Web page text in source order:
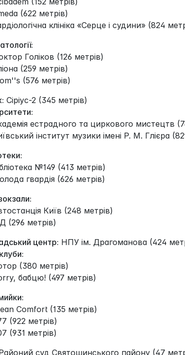
(622 метрів)
клініка «Серце і судини» (824
Голіков (126 метрів)
(259 метрів)
(576 метрів)
Сіріус-2 (345 метрів)
естрадного та циркового мистецтв
інститут музики імені Р. М. Глієра
№149 (413 метрів)
гвардія (626 метрів)
Київ (248 метрів)
(296 метрів)
центр: НПУ ім. Драгоманова (424
(380 метрів)
бабцю! (497 метрів)
Comfort (135 метрів)
(922 метрів)
(931 метрів)
суд Святошинського пайону (47